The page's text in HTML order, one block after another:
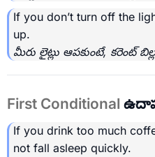
If you don’t turn off the
up.
మీరు లైట్లు ఆపకుంటే, కరెంట్
First Conditional
If you drink too much
not fall asleep quickly.